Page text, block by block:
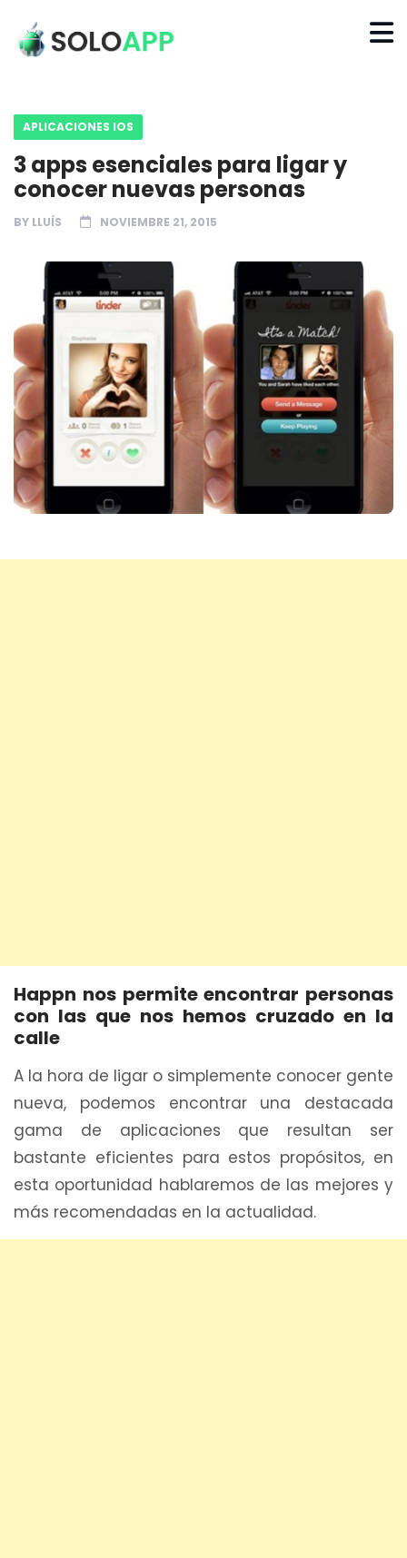
APLICACIONES IOS
3 apps esenciales para ligar y
conocer nuevas personas
BY LLUÍS NOVIEMBRE 21, 2015
Happn nos permite encontrar personas
con las que nos hemos cruzado en la
calle
A la hora de ligar o simplemente conocer gente
nueva, podemos encontrar una destacada
gama de aplicaciones que resultan ser
bastante eficientes para estos propósitos, en
esta oportunidad hablaremos de las mejores y
más recomendadas en la actualidad.